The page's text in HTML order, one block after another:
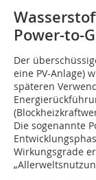
Power-to-
Der
eine PV-Anlage)
späteren
Die sogenannte
Wirkungsgrade